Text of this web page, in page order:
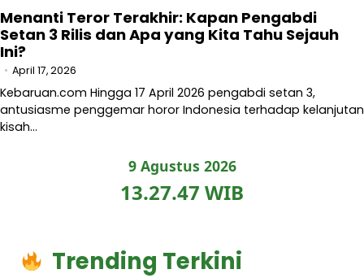
Menanti Teror Terakhir: Kapan Pengabdi
Setan 3 Rilis dan Apa yang Kita Tahu Sejauh
Ini?
April 17, 2026
Kebaruan.com Hingga 17 April 2026 pengabdi setan 3,
antusiasme penggemar horor Indonesia terhadap kelanjutan
kisah…
9 Agustus 2026
13.27.48 WIB
Trending Terkini